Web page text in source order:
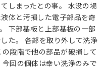
しまったとの事。 水没の場
体と汚損した電子部品を奇
下部基板と上部基板の一部
た。 各部を取り外して洗浄
段階で他の部品が破損して
回の個体は幸い洗浄のみで